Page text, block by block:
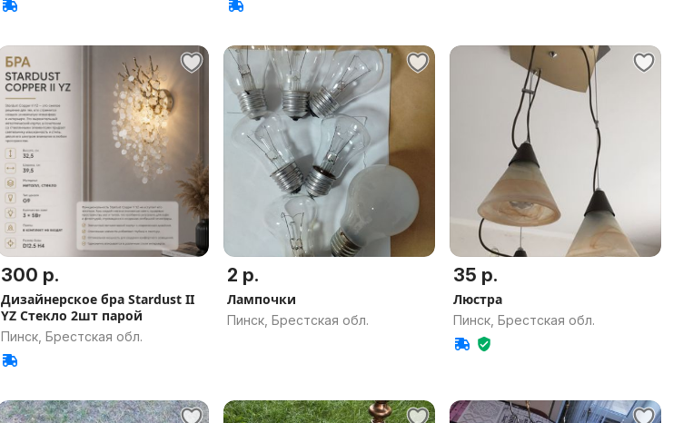
300 р.
Дизайнерское бра Stardust II
YZ Стекло 2шт парой
Пинск, Брестская обл.
2 р.
Лампочки
Пинск, Брестская обл.
35 р.
Люстра
Пинск, Брестская обл.